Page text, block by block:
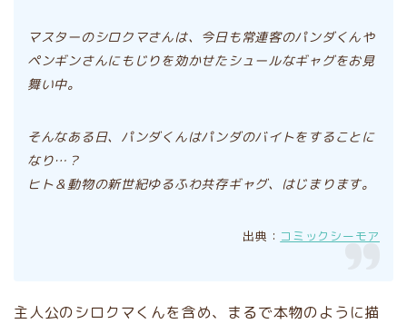
マスターのシロクマさんは、今日も常連客のパンダくんや
ペンギンさんにもじりを効かせたシュールなギャグをお見
舞い中。
そんなある日、パンダくんはパンダのバイトをすることに
なり…？
ヒト＆動物の新世紀ゆるふわ共存ギャグ、はじまります。
出典： コミックシーモア
主人公のシロクマくんを含め、まるで本物のように描